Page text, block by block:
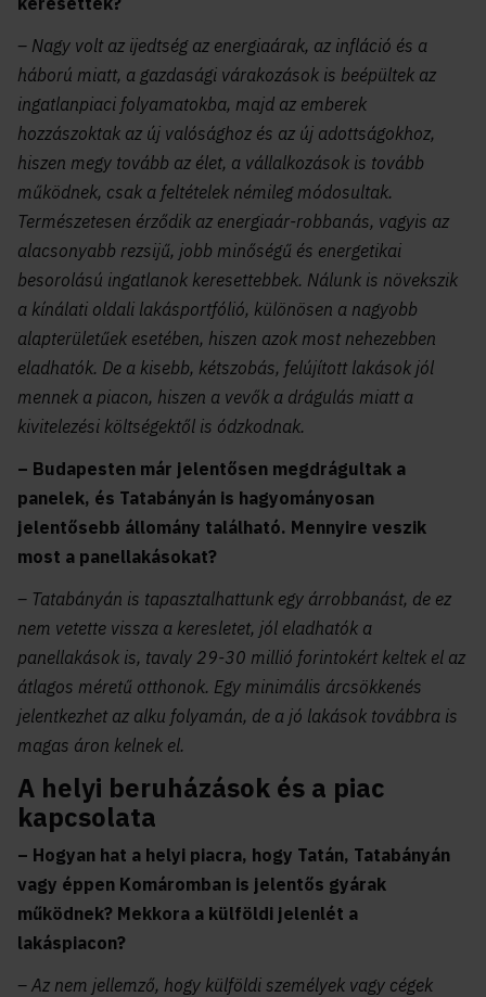
– Nagy volt az ijedtség az energiaárak, az infláció és a
háború miatt, a gazdasági várakozások is beépültek az
ingatlanpiaci folyamatokba, majd az emberek
hozzászoktak az új valósághoz és az új adottságokhoz,
hiszen megy tovább az élet, a vállalkozások is tovább
működnek, csak a feltételek némileg módosultak.
Természetesen érződik az energiaár-robbanás, vagyis az
alacsonyabb rezsijű, jobb minőségű és energetikai
besorolású ingatlanok keresettebbek. Nálunk is növekszik
a kínálati oldali lakásportfólió, különösen a nagyobb
alapterületűek esetében, hiszen azok most nehezebben
eladhatók. De a kisebb, kétszobás, felújított lakások jól
mennek a piacon, hiszen a vevők a drágulás miatt a
kivitelezési költségektől is ódzkodnak.
– Budapesten már jelentősen megdrágultak a
panelek, és Tatabányán is hagyományosan
jelentősebb állomány található. Mennyire veszik
most a panellakásokat?
– Tatabányán is tapasztalhattunk egy árrobbanást, de ez
nem vetette vissza a keresletet, jól eladhatók a
panellakások is, tavaly 29-30 millió forintokért keltek el az
átlagos méretű otthonok. Egy minimális árcsökkenés
jelentkezhet az alku folyamán, de a jó lakások továbbra is
magas áron kelnek el.
A helyi beruházások és a piac
kapcsolata
– Hogyan hat a helyi piacra, hogy Tatán, Tatabányán
vagy éppen Komáromban is jelentős gyárak
működnek? Mekkora a külföldi jelenlét a
lakáspiacon?
– Az nem jellemző, hogy külföldi személyek vagy cégek